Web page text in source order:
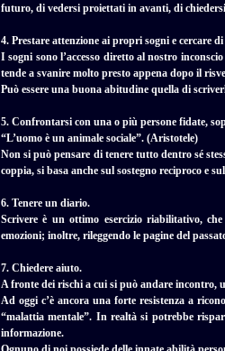
futuro, di vedersi proiettati in avanti, di
4. Prestare attenzione ai propri sogni e cercare
I sogni sono l’accesso diretto al nostro
tende a svanire molto presto appena dopo il
Può essere una buona abitudine quella di
5. Confrontarsi con una o più persone fidate,
“L’uomo è un animale sociale”. (Aristotele)
Non si può pensare di tenere tutto dentro sé
coppia, si basa anche sul sostegno reciproco e
6. Tenere un diario.
Scrivere è un ottimo esercizio riabilitativo,
emozioni; inoltre, rileggendo le pagine del
7. Chiedere aiuto.
A fronte dei rischi a cui si può andare incontro,
Ad oggi c’è ancora una forte resistenza a
“malattia mentale”. In realtà si potrebbe
informazione.